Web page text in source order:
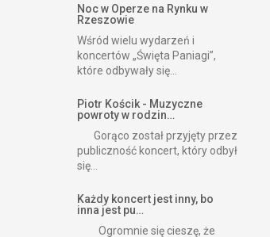
Noc w Operze na Rynku w
Rzeszowie
Wśród wielu wydarzeń i
koncertów „Święta Paniagi”,
które odbywały się...
Piotr Kościk - Muzyczne
powroty w rodzin…
Gorąco został przyjęty przez
publiczność koncert, który odbył
się...
Każdy koncert jest inny, bo
inna jest pu…
Ogromnie się cieszę, że